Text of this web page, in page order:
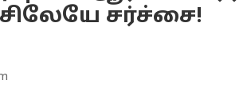
சர்ச்சை!